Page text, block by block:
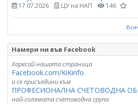
17.07.2026 ЦУ на НАП 146
Намери ни във Facebook
Харесай нашата страница
Facebook.com/KiKinfo
и се присъедини към
ПРОФЕСИОНАЛНА СЧЕТОВОДНА
най-голямата счетоводна група